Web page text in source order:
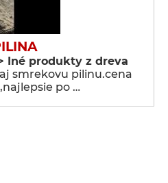
Iné produkty z dreva
smrekovu pilinu.cena
po …